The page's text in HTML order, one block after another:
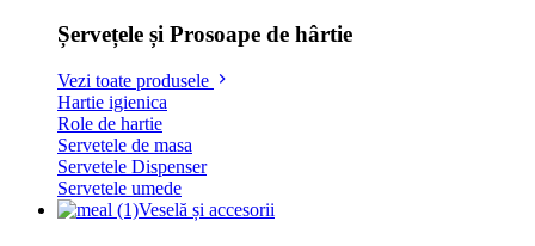
Șervețele și Prosoape de hârtie
Vezi toate produsele
Hartie igienica
Role de hartie
Servetele de masa
Servetele Dispenser
Servetele umede
Veselă și accesorii